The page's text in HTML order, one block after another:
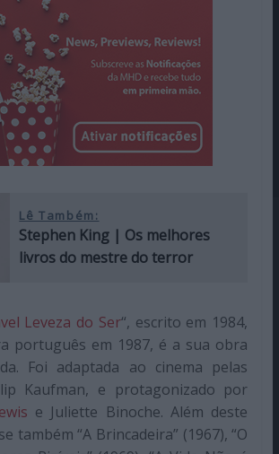
Lê Também:
Stephen King | Os melhores
livros do mestre do terror
Leveza do Ser“, escrito em 1984,
português em 1987, é a sua obra
Foi adaptada ao cinema pelas
Kaufman, e protagonizado por
e Juliette Binoche. Além deste
também “A Brincadeira” (1967), “O